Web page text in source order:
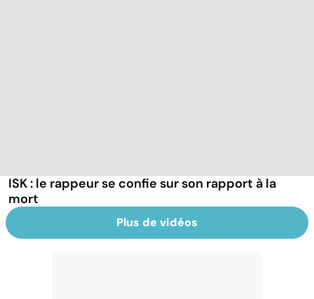
ISK : le rappeur se confie sur son rapport à la
mort
Plus de vidéos